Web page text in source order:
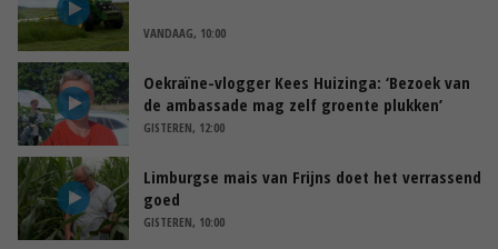
VANDAAG, 10:00
Oekraïne-vlogger Kees Huizinga: ‘Bezoek van
de ambassade mag zelf groente plukken’
GISTEREN, 12:00
Limburgse mais van Frijns doet het verrassend
goed
GISTEREN, 10:00